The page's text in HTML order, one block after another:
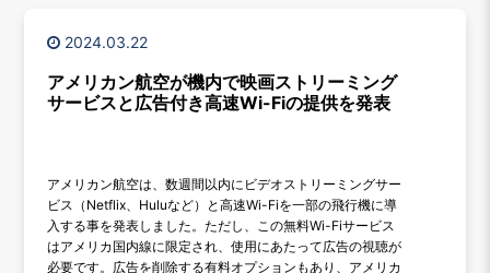
2024.03.22
アメリカン航空が機内で映画ストリーミング
サービスと広告付き高速Wi-Fiの提供を発表
アメリカン航空は、数週間以内にビデオストリーミングサー
ビス（Netflix、Huluなど）と高速Wi-Fiを一部の飛行機に導
入する事を発表しました。ただし、この無料Wi-Fiサービス
はアメリカ国内線に限定され、使用にあたって広告の視聴が
必要です。広告を削除する有料オプションもあり、アメリカ